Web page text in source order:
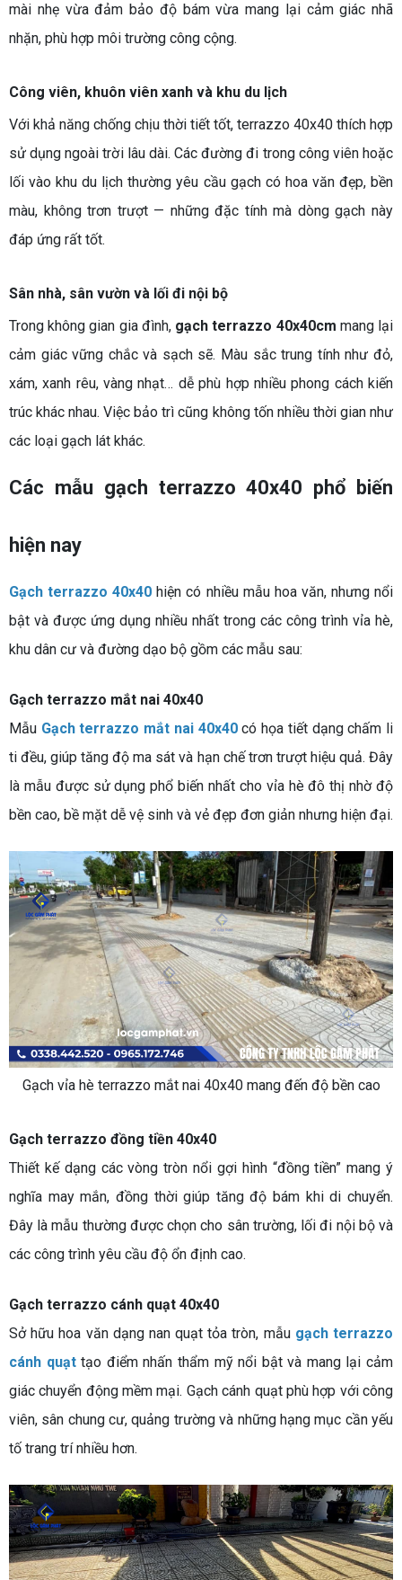
mài nhẹ vừa đảm bảo độ bám vừa mang lại cảm giác nhã
nhặn, phù hợp môi trường công cộng.
Công viên, khuôn viên xanh và khu du lịch
Với khả năng chống chịu thời tiết tốt, terrazzo 40x40 thích hợp
sử dụng ngoài trời lâu dài. Các đường đi trong công viên hoặc
lối vào khu du lịch thường yêu cầu gạch có hoa văn đẹp, bền
màu, không trơn trượt — những đặc tính mà dòng gạch này
đáp ứng rất tốt.
Sân nhà, sân vườn và lối đi nội bộ
Trong không gian gia đình, gạch terrazzo 40x40cm mang lại
cảm giác vững chắc và sạch sẽ. Màu sắc trung tính như đỏ,
xám, xanh rêu, vàng nhạt… dễ phù hợp nhiều phong cách kiến
trúc khác nhau. Việc bảo trì cũng không tốn nhiều thời gian như
các loại gạch lát khác.
Các mẫu gạch terrazzo 40x40 phổ biến
hiện nay
Gạch terrazzo 40x40 hiện có nhiều mẫu hoa văn, nhưng nổi
bật và được ứng dụng nhiều nhất trong các công trình vỉa hè,
khu dân cư và đường dạo bộ gồm các mẫu sau:
Gạch terrazzo mắt nai 40x40
Mẫu Gạch terrazzo mắt nai 40x40có họa tiết dạng chấm li
ti đều, giúp tăng độ ma sát và hạn chế trơn trượt hiệu quả. Đây
là mẫu được sử dụng phổ biến nhất cho vỉa hè đô thị nhờ độ
bền cao, bề mặt dễ vệ sinh và vẻ đẹp đơn giản nhưng hiện đại.
Gạch vỉa hè terrazzo mắt nai 40x40 mang đến độ bền cao
Gạch terrazzo đồng tiền 40x40
Thiết kế dạng các vòng tròn nổi gợi hình “đồng tiền” mang ý
nghĩa may mắn, đồng thời giúp tăng độ bám khi di chuyển.
Đây là mẫu thường được chọn cho sân trường, lối đi nội bộ và
các công trình yêu cầu độ ổn định cao.
Gạch terrazzo cánh quạt 40x40
Sở hữu hoa văn dạng nan quạt tỏa tròn, mẫu gạch terrazzo
cánh quạttạo điểm nhấn thẩm mỹ nổi bật và mang lại cảm
giác chuyển động mềm mại. Gạch cánh quạt phù hợp với công
viên, sân chung cư, quảng trường và những hạng mục cần yếu
tố trang trí nhiều hơn.